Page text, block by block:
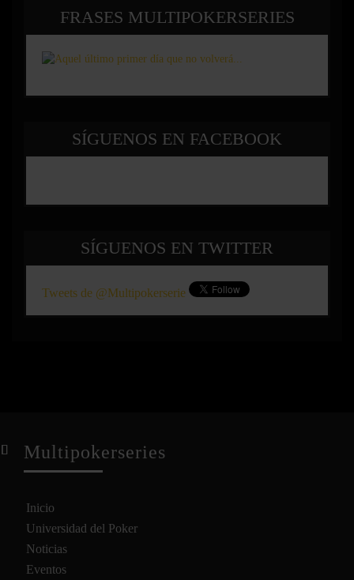
FRASES MULTIPOKERSERIES
SÍGUENOS EN FACEBOOK
SÍGUENOS EN TWITTER
Tweets de @Multipokerserie
Multipokerseries
Inicio
Universidad del Poker
Noticias
Eventos